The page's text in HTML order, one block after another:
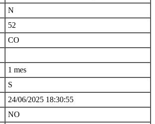
N
52
CO
1 mes
S
24/06/2025 18:30:55
NO